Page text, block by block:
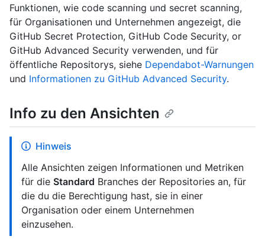
Funktionen, wie code scanning und secret scanning,
für Organisationen und Unternehmen angezeigt, die
GitHub Secret Protection, GitHub Code Security, or
GitHub Advanced Security verwenden, und für
öffentliche Repositorys, siehe Dependabot-Warnungen
und Informationen zu GitHub Advanced Security.
Info zu den Ansichten
Hinweis
Alle Ansichten zeigen Informationen und Metriken
für die Standard Branches der Repositories an, für
die du die Berechtigung hast, sie in einer
Organisation oder einem Unternehmen
einzusehen.